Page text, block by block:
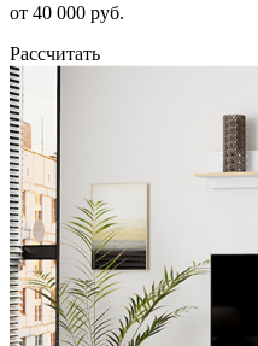
от 40 000 руб.
Рассчитать